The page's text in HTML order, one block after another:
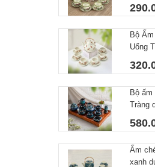
350ml
Bộ
Uống
Họa
Chuồn
Giỏ
Nhôm
Bộ ấm
Tràng
Ấm
xanh